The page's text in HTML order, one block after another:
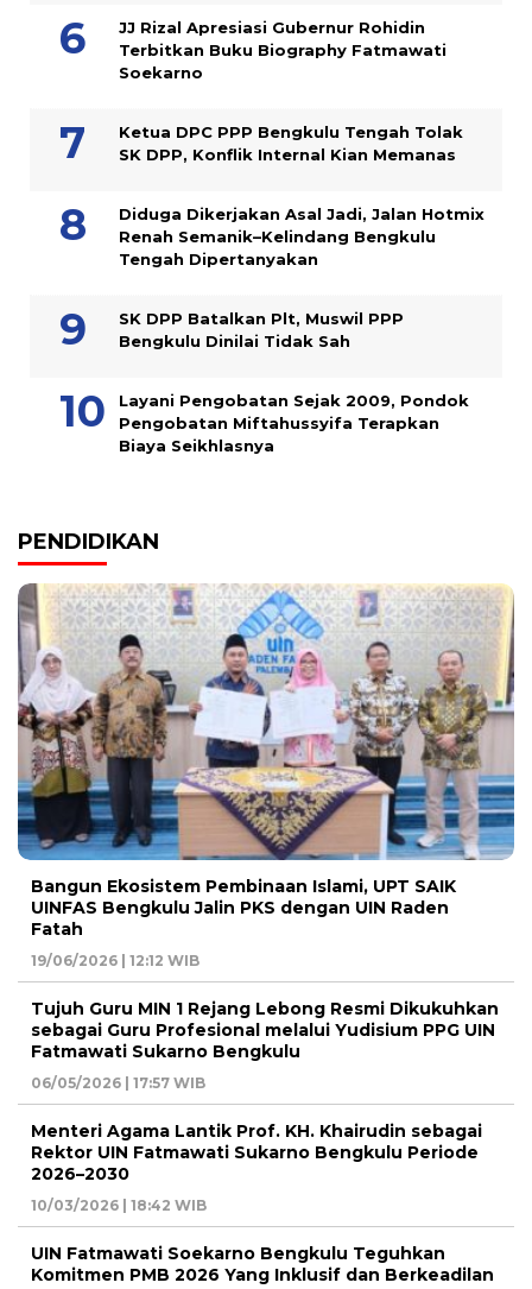
JJ Rizal Apresiasi Gubernur Rohidin
Terbitkan Buku Biography Fatmawati
Soekarno
Ketua DPC PPP Bengkulu Tengah Tolak
SK DPP, Konflik Internal Kian Memanas
Diduga Dikerjakan Asal Jadi, Jalan Hotmix
Renah Semanik–Kelindang Bengkulu
Tengah Dipertanyakan
SK DPP Batalkan Plt, Muswil PPP
Bengkulu Dinilai Tidak Sah
Layani Pengobatan Sejak 2009, Pondok
Pengobatan Miftahussyifa Terapkan
Biaya Seikhlasnya
PENDIDIKAN
Bangun Ekosistem Pembinaan Islami, UPT SAIK
UINFAS Bengkulu Jalin PKS dengan UIN Raden
Fatah
19/06/2026 | 12:12 WIB
Tujuh Guru MIN 1 Rejang Lebong Resmi Dikukuhkan
sebagai Guru Profesional melalui Yudisium PPG UIN
Fatmawati Sukarno Bengkulu
06/05/2026 | 17:57 WIB
Menteri Agama Lantik Prof. KH. Khairudin sebagai
Rektor UIN Fatmawati Sukarno Bengkulu Periode
2026–2030
10/03/2026 | 18:42 WIB
UIN Fatmawati Soekarno Bengkulu Teguhkan
Komitmen PMB 2026 Yang Inklusif dan Berkeadilan